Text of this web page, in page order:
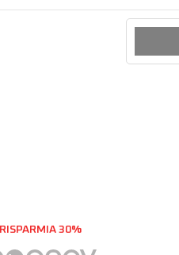
RISPARMIA 30%